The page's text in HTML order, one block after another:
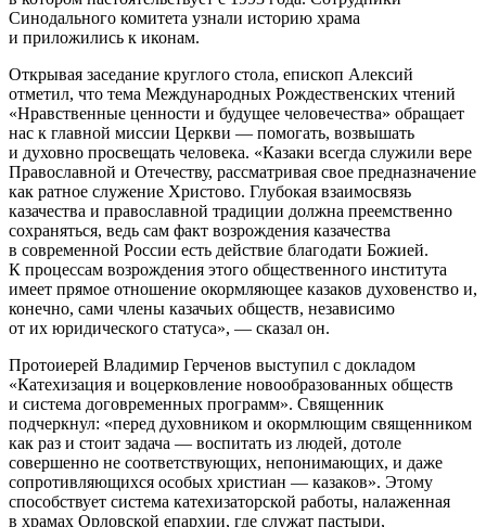
Синодального комитета узнали историю храма
и приложились к иконам.
Открывая заседание круглого стола, епископ Алексий
отметил, что тема Международных Рождественских чтений
«Нравственные ценности и будущее человечества» обращает
нас к главной миссии Церкви — помогать, возвышать
и духовно просвещать человека. «Казаки всегда служили вере
Православной и Отечеству, рассматривая свое предназначение
как ратное служение Христово. Глубокая взаимосвязь
казачества и православной традиции должна преемственно
сохраняться, ведь сам факт возрождения казачества
в современной России есть действие благодати Божией.
К процессам возрождения этого общественного института
имеет прямое отношение окормляющее казаков духовенство и,
конечно, сами члены казачьих обществ, независимо
от их юридического статуса», — сказал он.
Протоиерей Владимир Герченов выступил с докладом
«Катехизация и воцерковление новообразованных обществ
и система договременных программ». Священник
подчеркнул: «перед духовником и окормлющим священником
как раз и стоит задача — воспитать из людей, дотоле
совершенно не соответствующих, непонимающих, и даже
сопротивляющихся особых христиан — казаков». Этому
способствует система катехизаторской работы, налаженная
в храмах Орловской епархии, где служат пастыри,